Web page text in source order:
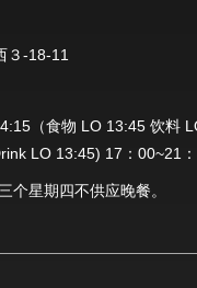
３-18-11
（食物 LO 13:45 饮料
LO 13:45) 17：00~21
个星期四不供应晚餐。